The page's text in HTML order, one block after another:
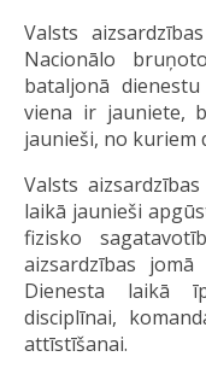
Valsts
Nacionālo
bataljonā
viena ir jauniete,
jaunieši, no kuriem
Valsts
laikā jaunieši
fizisko
aizsardzības
Dienesta laikā
disciplīnai,
attīstīšanai.